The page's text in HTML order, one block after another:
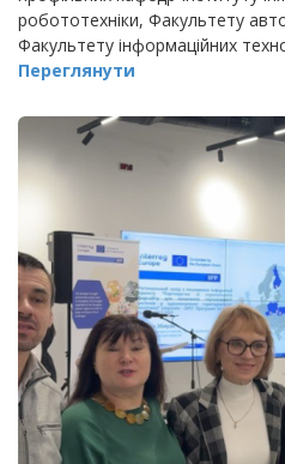
робототехніки, Факультету
Факультету інформаційних
Переглянути